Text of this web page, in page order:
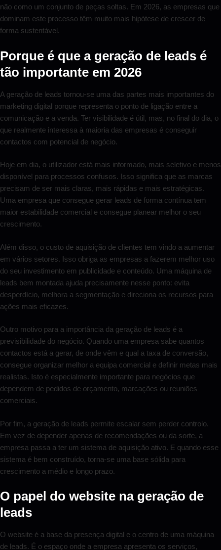
não como um conjunto de peças soltas. Em 2026, as empresas que
dominam este processo têm muito mais hipótese de crescer de
forma sustentável.
Porque é que a geração de leads é
tão importante em 2026
A geração de leads tornou-se uma das partes mais importantes do
marketing digital porque representa o ponto de ligação entre a
comunicação e a venda. Ter visibilidade é útil, mas, no final do dia, o
que realmente interessa à maioria das empresas é conseguir
contactos com potencial de negócio.
Hoje em dia, o utilizador está mais informado, mais seletivo e menos
disponível para processos confusos. Isso significa que as marcas
precisam de ser mais claras, mais rápidas e mais estratégicas.
Uma empresa que consegue gerar leads de forma contínua tem
maior estabilidade comercial e consegue planear melhor o seu
crescimento.
Além disso, o custo de aquisição de clientes tem vindo a aumentar
em vários setores. Isso obriga as empresas a fazerem melhor uso
do seu investimento em publicidade e conteúdo. Uma máquina de
leads bem montada ajuda precisamente nesse ponto: evita
desperdício, melhora a segmentação e direciona os recursos para
ações mais eficazes.
Outro motivo para a importância da geração de leads é a
previsibilidade do negócio. Quando uma empresa sabe quantos
contactos está a gerar, de onde vêm e qual a taxa de conversão,
consegue organizar melhor a equipa comercial e definir metas mais
realistas. Isto é especialmente importante para negócios que
dependem de pedidos de orçamento, marcações ou reuniões
comerciais.
Por fim, a geração de leads permite escalar sem perder controlo.
Em vez de depender apenas de recomendações ou da sorte, a
empresa passa a ter um sistema de aquisição ativo. E quando esse
sistema é bem construído, torna-se uma base sólida para
crescimento a médio e longo prazo.
O papel do website na geração de
leads
O website é a base da presença digital e o centro de uma máquina
de leads. É o espaço onde a empresa apresenta os serviços,